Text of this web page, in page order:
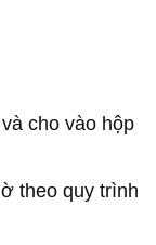
cho vào hộp
theo quy trình